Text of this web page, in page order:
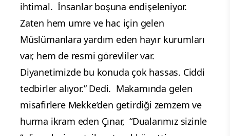
ihtimal. İnsanlar boşuna endişeleniyor.
Zaten hem umre ve hac için gelen
Müslümanlara yardım eden hayır kurumları
var, hem de resmi görevliler var.
Diyanetimizde bu konuda çok hassas. Ciddi
tedbirler alıyor.” Dedi. Makamında gelen
misafirlere Mekke’den getirdiği zemzem ve
hurma ikram eden Çınar, “Dualarımız sizinle